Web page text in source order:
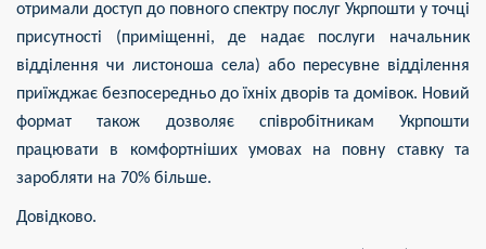
отримали доступ до повного спектру послуг Укрпошти у точці
присутності (приміщенні, де надає послуги начальник
відділення чи листоноша села) або пересувне відділення
приїжджає безпосередньо до їхніх дворів та домівок. Новий
формат також дозволяє співробітникам Укрпошти
працювати в комфортніших умовах на повну ставку та
заробляти на 70% більше.
Довідково.